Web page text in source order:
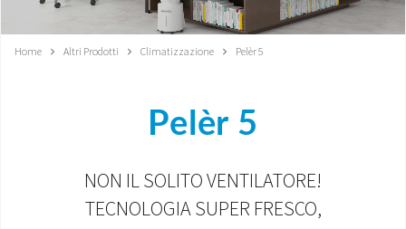
RISCALDAMENTO
Home Altri Prodotti Climatizzazione Pelèr 5
Pelèr 5
NON IL SOLITO VENTILATORE!
TECNOLOGIA SUPER FRESCO,